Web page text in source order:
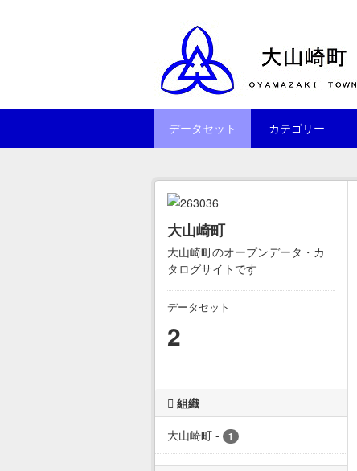
データセット カテゴリー
大山崎町
大山崎町のオープンデータ・カ
タログサイトです
データセット
2
組織
大山崎町 - 1